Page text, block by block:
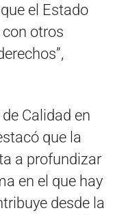
el Estado
otros
Calidad en
que la
a profundizar
en el que hay
desde la